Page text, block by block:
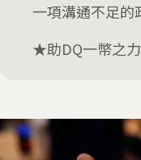
一項溝通不足的
★助DQ一幣之